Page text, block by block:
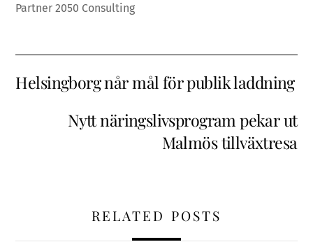
Partner 2050 Consulting
Helsingborg når mål för publik laddning
Nytt näringslivsprogram pekar ut
Malmös tillväxtresa
RELATED POSTS